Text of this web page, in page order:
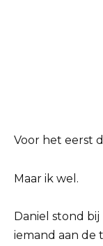
Voor het eerst
Maar ik wel.
Daniel stond
iemand aan de